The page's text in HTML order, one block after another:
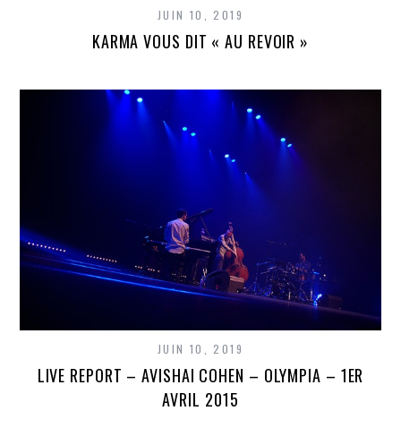
JUIN 10, 2019
KARMA VOUS DIT « AU REVOIR »
JUIN 10, 2019
LIVE REPORT – AVISHAI COHEN – OLYMPIA – 1ER
AVRIL 2015